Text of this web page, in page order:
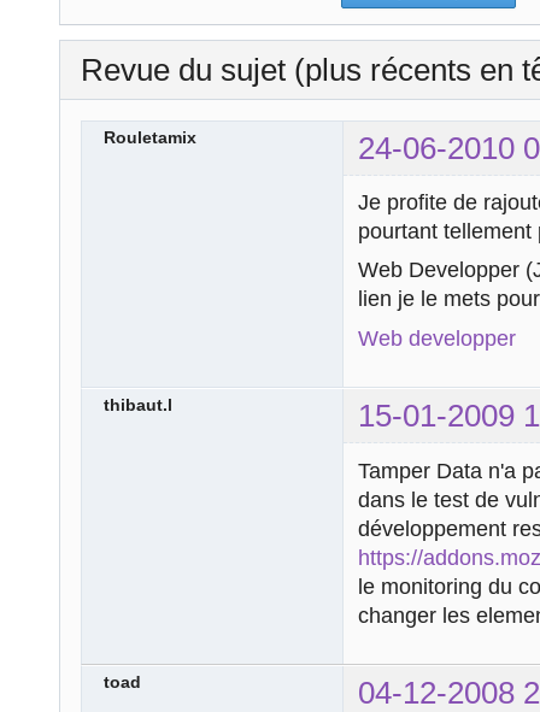
Revue du sujet (plus récents en
Rouletamix 24-06-2010
Je profite de
pourtant tellement
Web Developper
lien je le mets
Web developper
thibaut.l 15-01-2009
Tamper Data n'a
dans le test de
développement
https://
le monitoring du
changer les
toad 04-12-2008